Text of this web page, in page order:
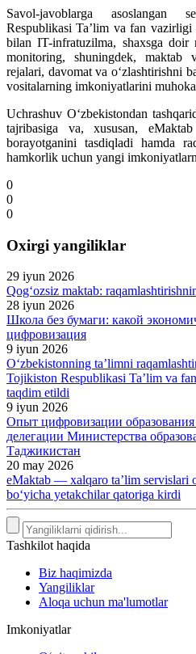
Savol-javoblarga asoslangan
Respublikasi Ta’lim va fan
bilan IT-infratuzilma, shaxsga doir
monitoring, shuningdek, maktab
rejalari, davomat va o‘zlashtirishni
vositalarning imkoniyatlarini
Uchrashuv O‘zbekistondan
tajribasiga va, xususan,
borayotganini tasdiqladi hamda
hamkorlik uchun yangi
0
0
0
Oxirgi yangiliklar
29 iyun 2026
Qog‘ozsiz maktab:
28 iyun 2026
Школа без бумаги: какой
цифровизация
9 iyun 2026
O‘zbekistonning ta’limni
Tojikiston Respublikasi Ta’lim va
taqdim etildi
9 iyun 2026
Опыт цифровизации образования
делегации Министерства
Таджикистан
20 may 2026
eMaktab — xalqaro ta’lim servislari
boʻyicha yetakchilar qatoriga kirdi
Tashkilot haqida
Biz haqimizda
Yangiliklar
Aloqa uchun ma'lumotlar
Imkoniyatlar